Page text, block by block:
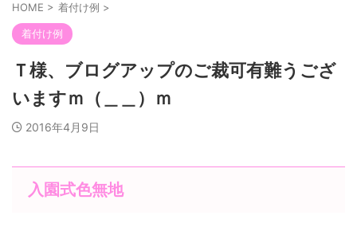
HOME > 着付け例 >
着付け例
Ｔ様、ブログアップのご裁可有難うござ
いますｍ（＿＿）ｍ
2016年4月9日
入園式色無地